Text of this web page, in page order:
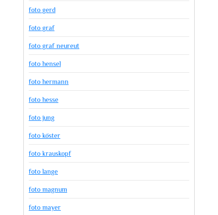
foto gerd
foto graf
foto graf neureut
foto hensel
foto hermann
foto hesse
foto jung
foto köster
foto krauskopf
foto lange
foto magnum
foto mayer